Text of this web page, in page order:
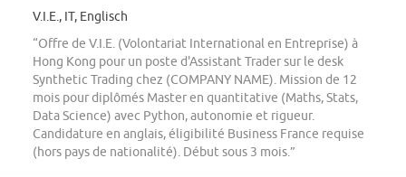
V.I.E., IT, Englisch
“Offre de V.I.E. (Volontariat International en Entreprise) à
Hong Kong pour un poste d'Assistant Trader sur le desk
Synthetic Trading chez (COMPANY NAME). Mission de 12
mois pour diplômés Master en quantitative (Maths, Stats,
Data Science) avec Python, autonomie et rigueur.
Candidature en anglais, éligibilité Business France requise
(hors pays de nationalité). Début sous 3 mois.”